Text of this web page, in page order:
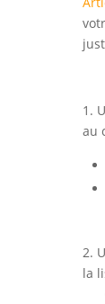
1.
au
2.
la